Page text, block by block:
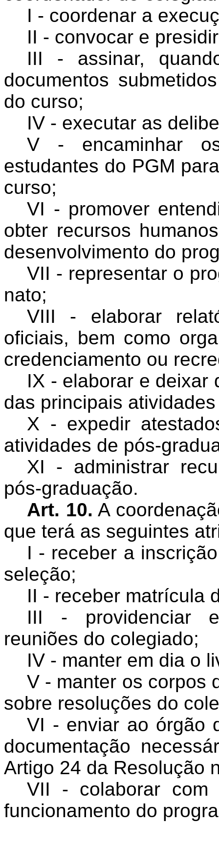
I - coordenar a
II - convocar e
III - assinar,
documentos
do curso;
IV - executar as
V - encaminhar
estudantes do PGM
curso;
VI - promover
obter recursos
desenvolvimento do
VII - representar o
nato;
VIII - elaborar
oficiais, bem como
credenciamento ou
IX - elaborar e deixar
das principais
X - expedir
atividades de pós-
XI - administrar
pós-graduação.
Art. 10. A
que terá as seguintes
I - receber a
seleção;
II - receber matrícula
III - providenciar
reuniões do colegiado;
IV - manter em dia o
V - manter os corpos
sobre resoluções do
VI - enviar ao órgão
documentação
Artigo 24 da Resolução
VII - colaborar com
funcionamento do